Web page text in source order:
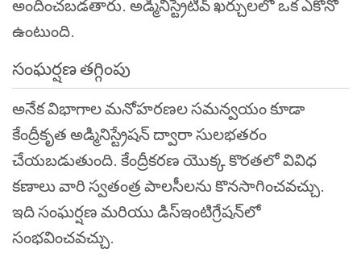
అందించబడతారు. అడ్మినిస్ట్రేటివ్ ఖర్చులలో ఒక ఎకోనో
ఉంటుంది.
సంఘర్షణ తగ్గింపు
అనేక విభాగాల మనోహరణల సమన్వయం కూడా
కేంద్రీకృత అడ్మినిస్ట్రేషన్ ద్వారా సులభతరం
చేయబడుతుంది. కేంద్రీకరణ యొక్క కొరతలో వివిధ
కణాలు వారి స్వతంత్ర పాలసీలను కొనసాగించవచ్చు.
ఇది సంఘర్షణ మరియు డిస్ఇంటిగ్రేషన్‌లో
సంభవించవచ్చు.